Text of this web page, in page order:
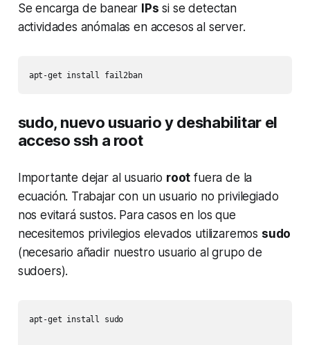
Se encarga de banear IPs si se detectan
actividades anómalas en accesos al server.
apt-get install fail2ban
sudo, nuevo usuario y deshabilitar el
acceso ssh a root
Importante dejar al usuario root fuera de la
ecuación. Trabajar con un usuario no privilegiado
nos evitará sustos. Para casos en los que
necesitemos privilegios elevados utilizaremos sudo
(necesario añadir nuestro usuario al grupo de
sudoers).
apt-get install sudo